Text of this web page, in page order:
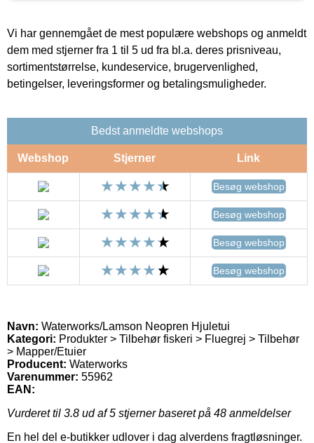
Vi har gennemgået de mest populære webshops og anmeldt
dem med stjerner fra 1 til 5 ud fra bl.a. deres prisniveau,
sortimentstørrelse, kundeservice, brugervenlighed,
betingelser, leveringsformer og betalingsmuligheder.
Bedst anmeldte webshops
Webshop Stjerner Link
Besøg webshop
Besøg webshop
Besøg webshop
Besøg webshop
Navn: Waterworks/Lamson Neopren Hjuletui
Kategori: Produkter > Tilbehør fiskeri > Fluegrej > Tilbehør
> Mapper/Etuier
Producent: Waterworks
Varenummer: 55962
EAN:
Vurderet til 3.8 ud af 5 stjerner baseret på 48 anmeldelser
En hel del e-butikker udlover i dag alverdens fragtløsninger.